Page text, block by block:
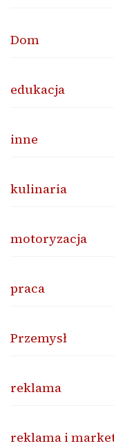
Dom
edukacja
inne
kulinaria
motoryzacja
praca
Przemysł
reklama
reklama i